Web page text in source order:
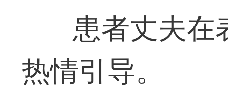
患者丈夫在
热情引导。